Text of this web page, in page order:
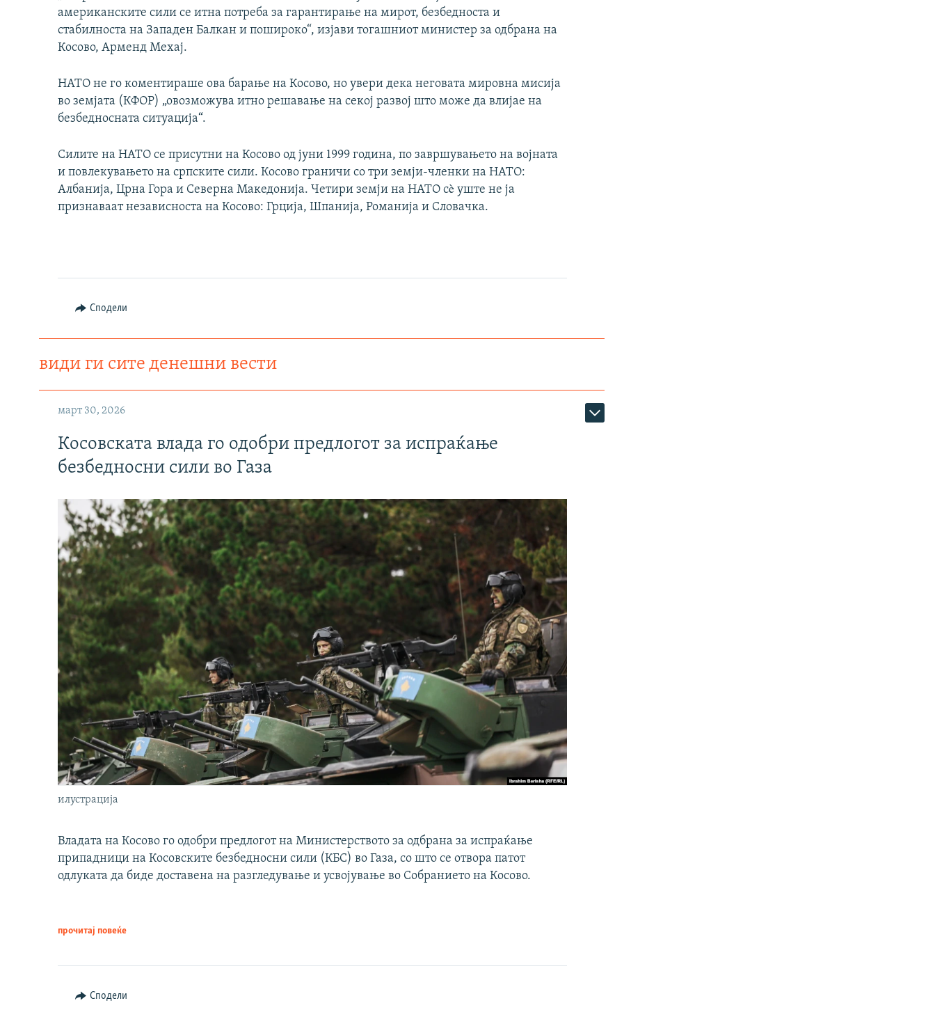
американските сили се итна потреба за гарантирање на мирот, безбедноста и
стабилноста на Западен Балкан и пошироко“, изјави тогашниот министер за одбрана на
Косово, Арменд Мехај.
НАТО не го коментираше ова барање на Косово, но увери дека неговата мировна мисија
во земјата (КФОР) „овозможува итно решавање на секој развој што може да влијае на
безбедносната ситуација“.
Силите на НАТО се присутни на Косово од јуни 1999 година, по завршувањето на војната
и повлекувањето на српските сили. Косово граничи со три земји-членки на НАТО:
Албанија, Црна Гора и Северна Македонија. Четири земји на НАТО сè уште не ја
признаваат независноста на Косово: Грција, Шпанија, Романија и Словачка.
Сподели
види ги сите денешни вести
март 30, 2026
Косовската влада го одобри предлогот за испраќање
безбедносни сили во Газа
илустрација
Владата на Косово го одобри предлогот на Министерството за одбрана за испраќање
припадници на Косовските безбедносни сили (КБС) во Газа, со што се отвора патот
одлуката да биде доставена на разгледување и усвојување во Собранието на Косово.
прочитај повеќе
Сподели